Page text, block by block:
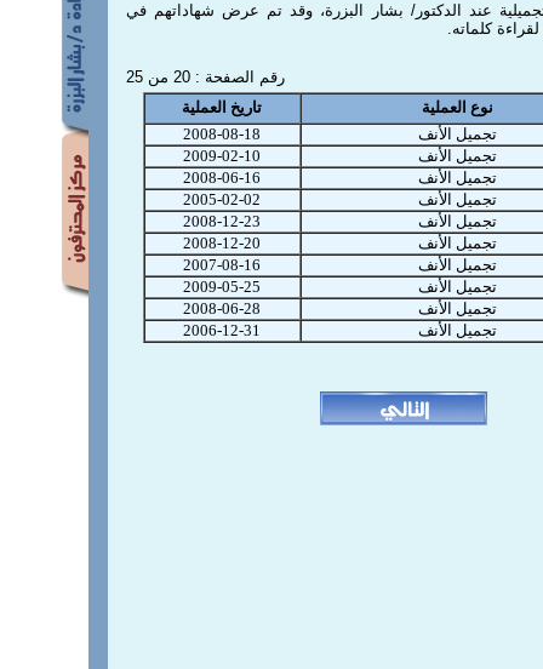
عند الدكتور/ بشار البزرة، وقد تم عرض شهاداتهم في
كلماته.
رقم الصفحة : 20 من 25
نوع العملية
تاريخ العملية
تجميل الأنف
2008-08-18
تجميل الأنف
2009-02-10
تجميل الأنف
2008-06-16
تجميل الأنف
2005-02-02
تجميل الأنف
2008-12-23
تجميل الأنف
2008-12-20
تجميل الأنف
2007-08-16
تجميل الأنف
2009-05-25
تجميل الأنف
2008-06-28
تجميل الأنف
2006-12-31